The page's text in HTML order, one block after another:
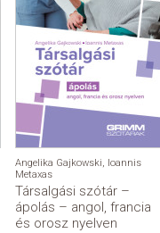
Angelika Gajkowski, Ioannis
Metaxas
Társalgási szótár –
ápolás – angol, francia
és orosz nyelven